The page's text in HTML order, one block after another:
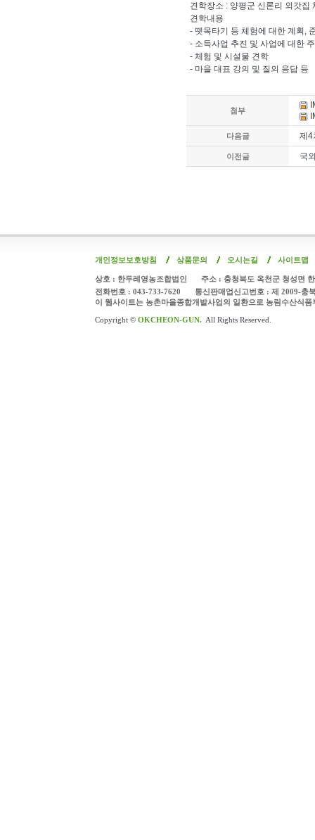
견학장소 : 양평군 신론리 외갓집
견학내용
- 뗏목타기 등 체험에 대한 계획,
- 소득사업 추진 및 사업에 대한
- 체험 및 시설물 견학
- 마을 대표 강의 및 질의 응답 등
첨부
다음글 제4
이전글 국
개인정보보호방침 상품문의 오시는길 사이트맵
상호 : 한두레영농조합법인
주소 : 충청북도 옥천군 청성면
전화번호 : 043-733-7620
통신판매업신고번호 : 제 2009-충
이 웹사이트는 농촌마을종합개발사업의 일환으로 농림수산식
Copyright © OKCHEON-GUN. All Rights Reserved.